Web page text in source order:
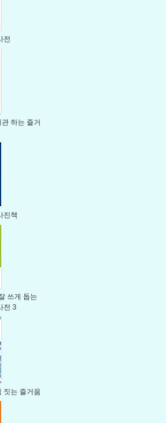
전
하는 즐거
진책
쓰게 돕는
전 3
짓는 즐거움